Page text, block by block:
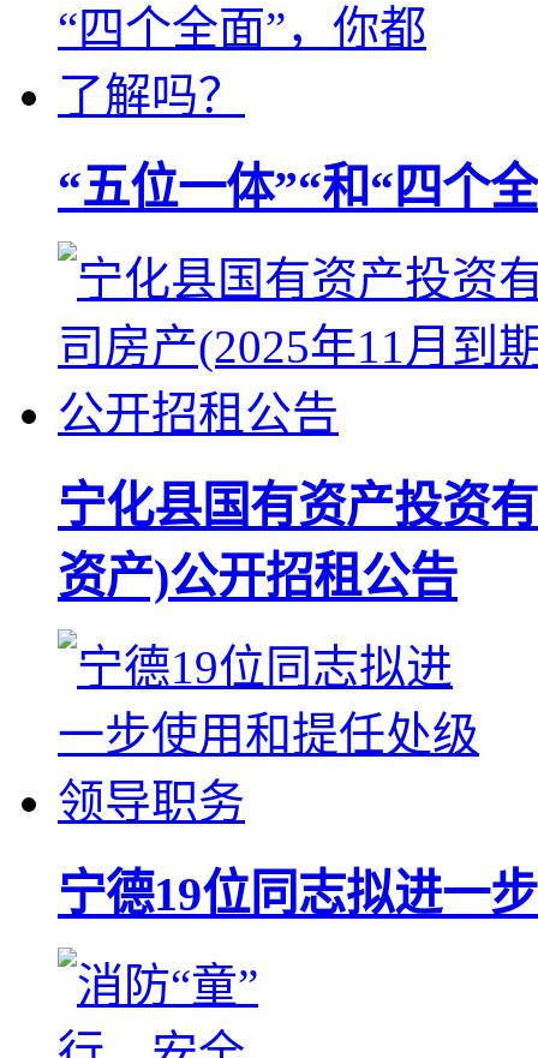
“五位一体”“和“四个
宁化县国有资产投资
资产)公开招租公告
宁德19位同志拟进一